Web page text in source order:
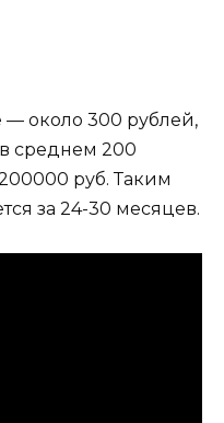
— около 300 рублей,
среднем 200
руб. Таким
за 24-30 месяцев.